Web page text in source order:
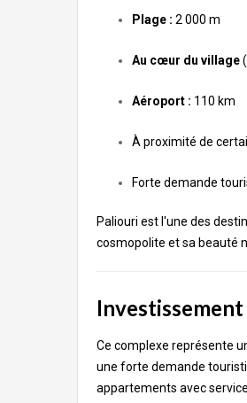
Plage : 2 000 m
Au cœur du village
Aéroport : 110 km
À proximité de
Forte demande
Paliouri est l'une des
cosmopolite et sa beauté
Ce complexe représente
une forte demande
appartements avec